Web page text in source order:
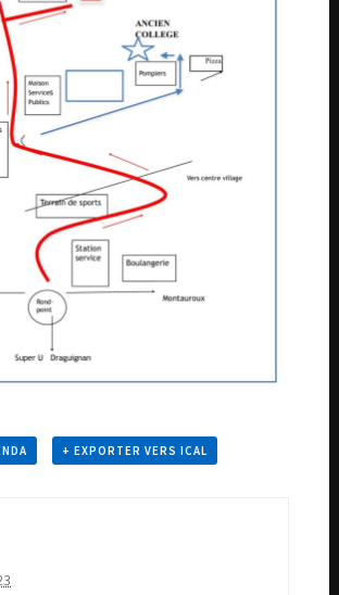
+ EXPORTER VERS ICAL